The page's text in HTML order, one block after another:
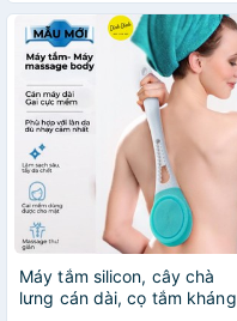
Máy tắm silicon, cây chà
lưng cán dài, cọ tắm kháng